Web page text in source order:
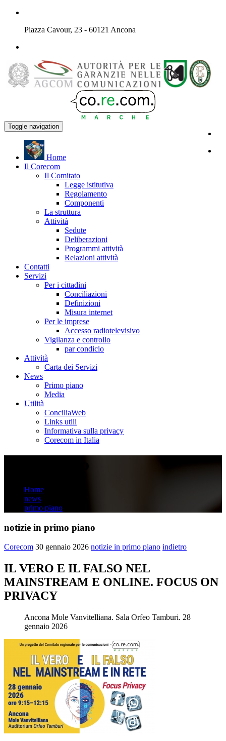
Piazza Cavour, 23 - 60121 Ancona
Toggle navigation
Home
Il Corecom
Il Comitato
Legge istitutiva
Regolamento
Componenti
La struttura
Attività
Sedute
Deliberazioni
Programmi attività
Relazioni attività
Contatti
Servizi
Per i cittadini
Conciliazioni
Definizioni
Misura internet
Per le imprese
Accesso radiotelevisivo
Vigilanza e controllo
par condicio
Attività
Carta dei Servizi
News
Primo piano
Media
Utilità
ConciliaWeb
Links utili
Informativa sulla privacy
Corecom in Italia
Home
news
primo piano
notizie in primo piano
Corecom 30 gennaio 2026 notizie in primo piano indietro
IL VERO E IL FALSO NEL
MAINSTREAM E ONLINE. FOCUS ON
PRIVACY
Ancona Mole Vanvitelliana. Sala Orfeo Tamburi. 28
gennaio 2026